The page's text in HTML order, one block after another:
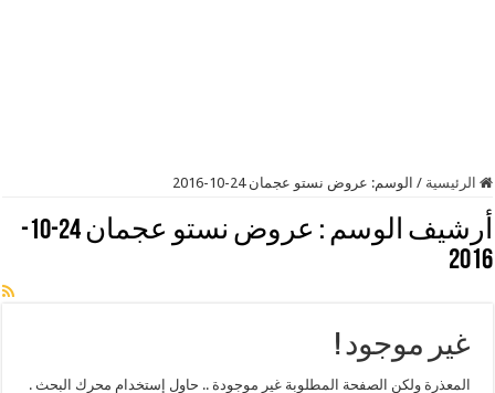
الرئيسية / الوسم: عروض نستو عجمان 24-10-2016
أرشيف الوسم :
عروض نستو عجمان 24-10-
2016
غير موجود !
المعذرة ولكن الصفحة المطلوبة غير موجودة .. حاول إستخدام محرك البحث .